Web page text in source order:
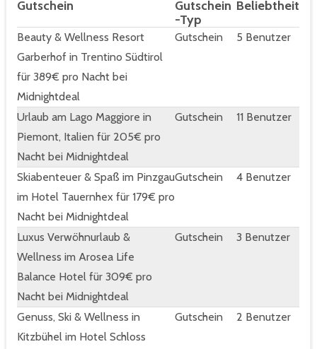
Gutschein
Gutschein
-Typ
Beliebtheit
Beauty & Wellness Resort
Garberhof in Trentino Südtirol
für 389€ pro Nacht bei
Midnightdeal
Gutschein 5 Benutzer
Urlaub am Lago Maggiore in
Piemont, Italien für 205€ pro
Nacht bei Midnightdeal
Gutschein 11 Benutzer
Skiabenteuer & Spaß im Pinzgau
im Hotel Tauernhex für 179€ pro
Nacht bei Midnightdeal
Gutschein 4 Benutzer
Luxus Verwöhnurlaub &
Wellness im Arosea Life
Balance Hotel für 309€ pro
Nacht bei Midnightdeal
Gutschein 3 Benutzer
Genuss, Ski & Wellness in
Kitzbühel im Hotel Schloss
Gutschein 2 Benutzer